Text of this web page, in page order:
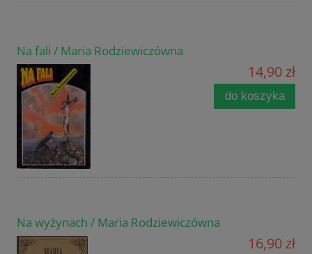
Na fali / Maria Rodziewiczówna
14,90 zł
do koszyka
Na wyżynach / Maria Rodziewiczówna
16,90 zł